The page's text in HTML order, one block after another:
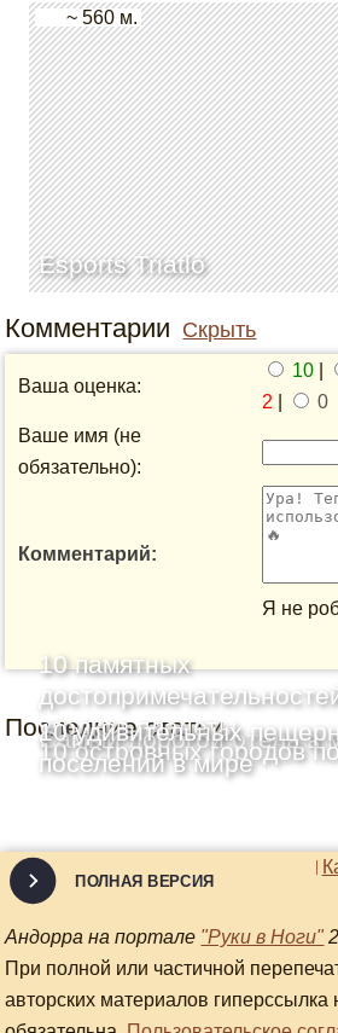
Esports Triatló
~ 560 м.
Комментарии Скрыть
Ваша оценка:
10
2
0
Ваше имя (не
обязательно):
Комментарий:
Я не
Последние статьи
10 памятных
уголков планеты
Самый дорогой отель в
10 островных городов
10 удивительных
поселений в мире
ПОЛНАЯ ВЕРСИЯ
Андорра на портале "Руки в Ноги"
При полной или частичной
авторских материалов